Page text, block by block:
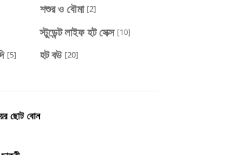
শশুর ও বৌমা [2]
স্টুডেন্ট লাইফ হট সেক্স [10]
[5] হট বউ [20]
ছোট বোন